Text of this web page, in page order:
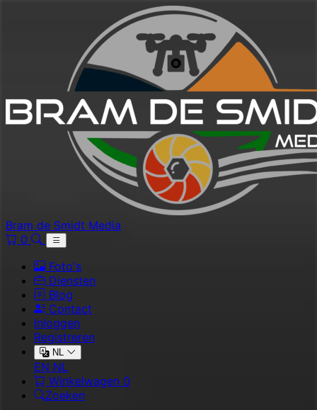
Bram de Smidt Media
0
Foto's
Diensten
Blog
Contact
Inloggen
Registreren
NL
EN NL
Winkelwagen 0
Zoeken